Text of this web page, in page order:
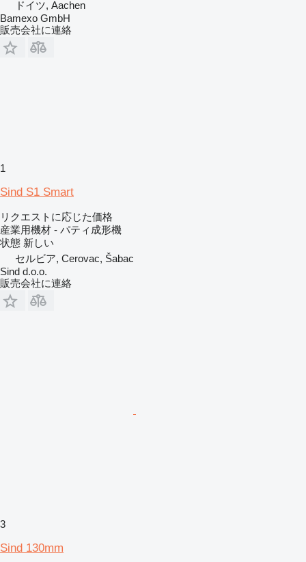
ドイツ, Aachen
Bamexo GmbH
販売会社に連絡
1
Sind S1 Smart
リクエストに応じた価格
産業用機材 - パティ成形機
状態 新しい
セルビア, Cerovac, Šabac
Sind d.o.o.
販売会社に連絡
3
Sind 130mm